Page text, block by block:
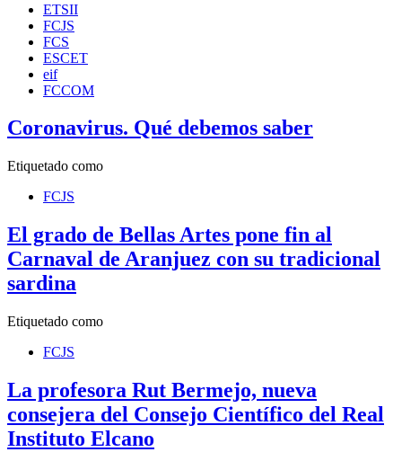
ETSII
FCJS
FCS
ESCET
eif
FCCOM
Coronavirus. Qué debemos saber
Etiquetado como
FCJS
El grado de Bellas Artes pone fin al
Carnaval de Aranjuez con su tradicional
sardina
Etiquetado como
FCJS
La profesora Rut Bermejo, nueva
consejera del Consejo Científico del Real
Instituto Elcano